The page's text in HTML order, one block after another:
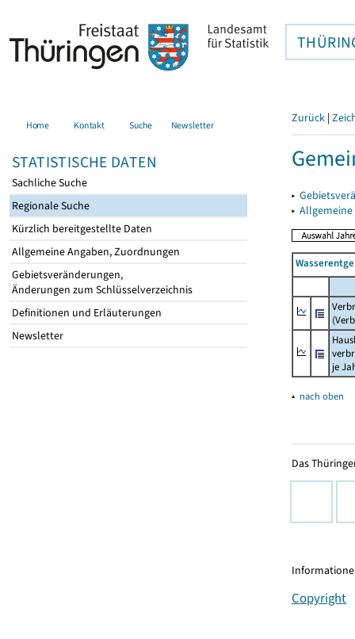
Home Kontakt Suche Newsletter
STATISTISCHE DATEN
Sachliche Suche
Regionale Suche
Kürzlich bereitgestellte Daten
Allgemeine Angaben, Zuordnungen
Gebietsveränderungen,
Änderungen zum Schlüsselverzeichnis
Definitionen und Erläuterungen
Newsletter
Zurück |
▸
▸
je
▴ nach oben
Das
Copyright